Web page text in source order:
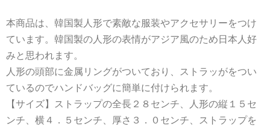
本商品は、韓国製人形で素敵な服装やアクセサリーをつけ
ています。韓国製の人形の表情がアジア風のため日本人好
みと思われます。
人形の頭部に金属リングがついており、ストラッがをつい
ているのでハンドバッグに簡単に付けられます。
【サイズ】ストラップの全長２８センチ、人形の縦１５セ
ンチ、横４．５センチ、厚さ３．０センチ、ストラップを